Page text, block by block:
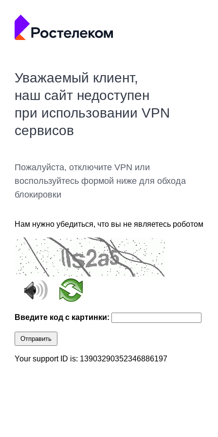
Уважаемый клиент,
наш сайт недоступен
при использовании VPN
сервисов
Пожалуйста, отключите VPN или
воспользуйтесь формой ниже для обхода
блокировки
Нам нужно убедиться, что вы не являетесь роботом
Введите код с картинки:
Отправить
Your support ID is: 13903290352346886197